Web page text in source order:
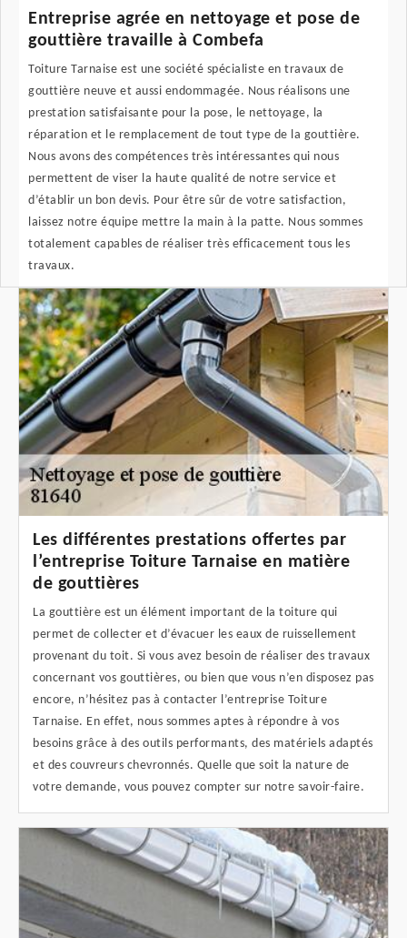
Entreprise agrée en nettoyage et pose de
gouttière travaille à Combefa
Toiture Tarnaise est une société spécialiste en travaux de
gouttière neuve et aussi endommagée. Nous réalisons une
prestation satisfaisante pour la pose, le nettoyage, la
réparation et le remplacement de tout type de la gouttière.
Nous avons des compétences très intéressantes qui nous
permettent de viser la haute qualité de notre service et
d’établir un bon devis. Pour être sûr de votre satisfaction,
laissez notre équipe mettre la main à la patte. Nous sommes
totalement capables de réaliser très efficacement tous les
travaux.
Les différentes prestations offertes par
l’entreprise Toiture Tarnaise en matière
de gouttières
La gouttière est un élément important de la toiture qui
permet de collecter et d’évacuer les eaux de ruissellement
provenant du toit. Si vous avez besoin de réaliser des travaux
concernant vos gouttières, ou bien que vous n’en disposez pas
encore, n’hésitez pas à contacter l’entreprise Toiture
Tarnaise. En effet, nous sommes aptes à répondre à vos
besoins grâce à des outils performants, des matériels adaptés
et des couvreurs chevronnés. Quelle que soit la nature de
votre demande, vous pouvez compter sur notre savoir-faire.